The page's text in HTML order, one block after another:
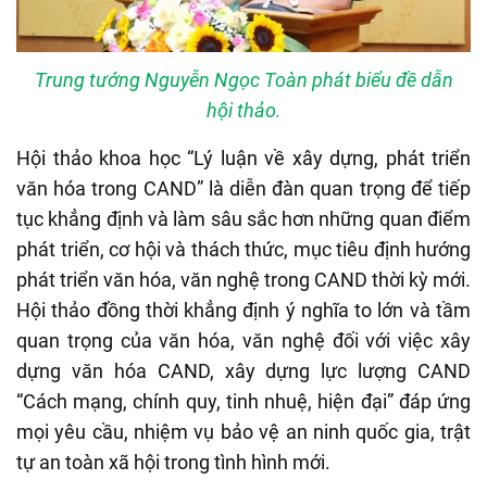
Trung tướng Nguyễn Ngọc Toàn phát biểu đề dẫn
hội thảo.
Hội thảo khoa học “Lý luận về xây dựng, phát triển
văn hóa trong CAND” là diễn đàn quan trọng để tiếp
tục khẳng định và làm sâu sắc hơn những quan điểm
phát triển, cơ hội và thách thức, mục tiêu định hướng
phát triển văn hóa, văn nghệ trong CAND thời kỳ mới.
Hội thảo đồng thời khẳng định ý nghĩa to lớn và tầm
quan trọng của văn hóa, văn nghệ đối với việc xây
dựng văn hóa CAND, xây dựng lực lượng CAND
“Cách mạng, chính quy, tinh nhuệ, hiện đại” đáp ứng
mọi yêu cầu, nhiệm vụ bảo vệ an ninh quốc gia, trật
tự an toàn xã hội trong tình hình mới.